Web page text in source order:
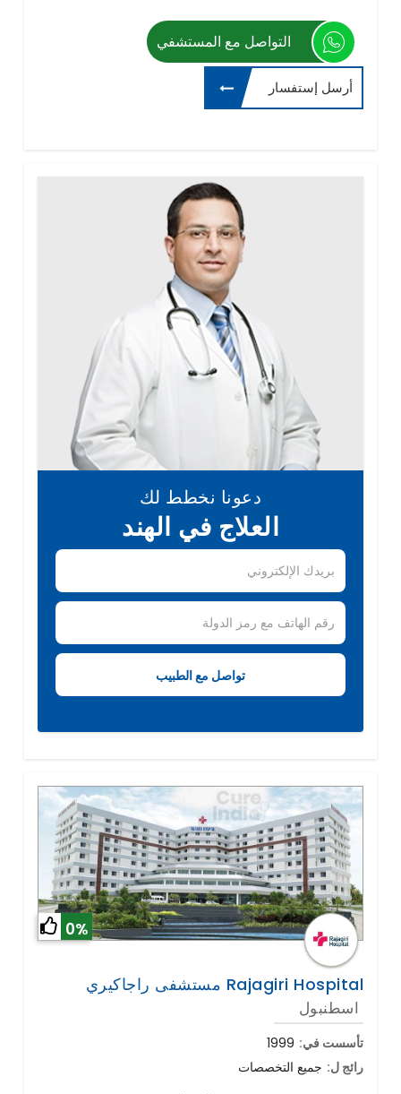
التواصل مع المستشفي
أرسل إستفسار
دعونا نخطط لك
العلاج في الهند
0%
مستشفى راجاكيري Rajagiri Hospital
اسطنبول
تأسست في: 1999
رائج ل: جميع التخصصات